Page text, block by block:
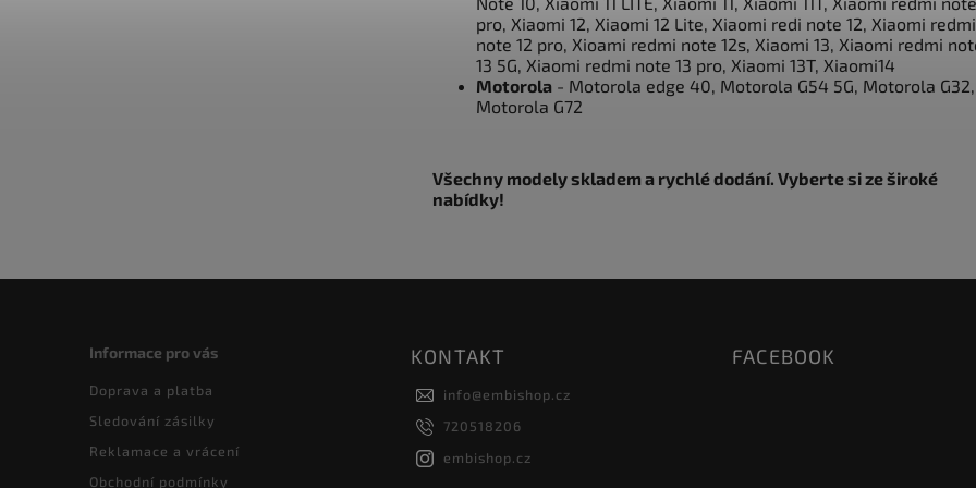
pro, Xiaomi 12, Xiaomi 12 Lite, Xiaomi redi note 12, Xiaomi redmi
note 12 pro, Xioami redmi note 12s, Xiaomi 13, Xiaomi redmi
13 5G, Xiaomi redmi note 13 pro, Xiaomi 13T, Xiaomi14
Motorola - Motorola edge 40, Motorola G54 5G, Motorola G32,
Motorola G72
Všechny modely skladem a rychlé dodání. Vyberte si ze široké
nabídky!
Informace pro vás
Doprava a platba
Sledování zásilky
Reklamace a vrácení
Obchodní podmínky
KONTAKT
info@embishop.cz
720518206
embishop.cz
FACEBOOK